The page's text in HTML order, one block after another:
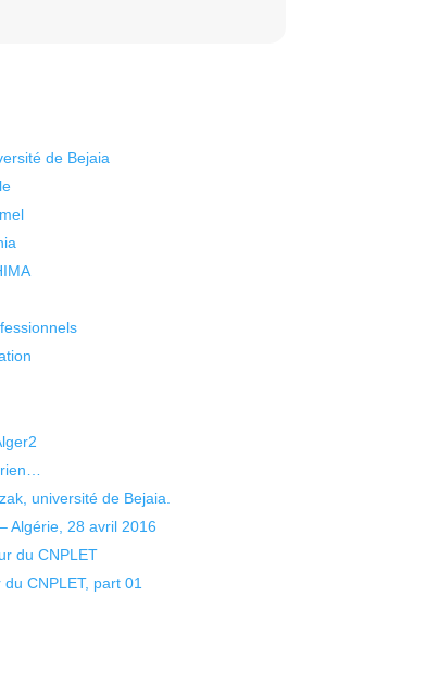
de Bejaia
université de Bejaia.
Algérie, 28 avril 2016
du CNPLET
CNPLET, part 01